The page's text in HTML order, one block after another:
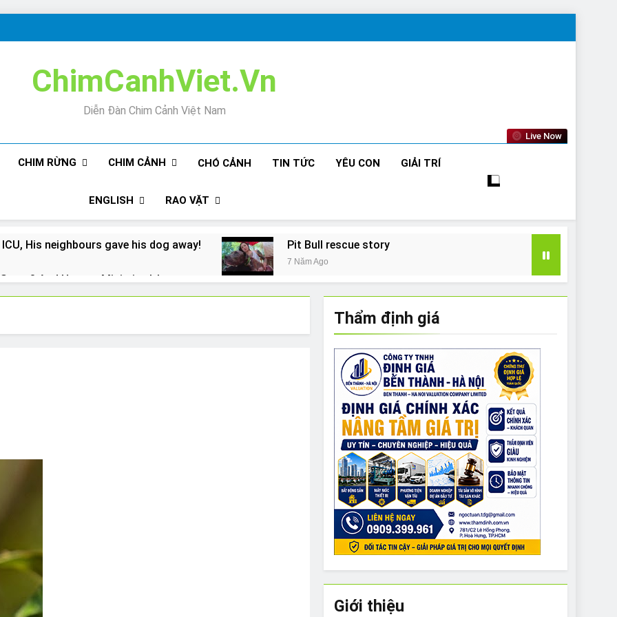
ChimCanhViet.Vn
Diễn Đàn Chim Cảnh Việt Nam
Live Now
CHIM RỪNG CHIM CẢNH CHÓ CẢNH TIN TỨC YÊU CON GIẢI TRÍ
ENGLISH RAO VẶT
His neighbours gave his dog away! Pit Bull rescue story
7 Năm Ago
And How to Minimize It!
Not as much as you think and here’s why!
The Ultimate Guide to What Bulldogs Can (and can’t) Eat
Can Bulldogs Run Long Distances?
And How to Train Them! How Often Do I Need to Groom My Bulldog
Thẩm định giá
Giới thiệu